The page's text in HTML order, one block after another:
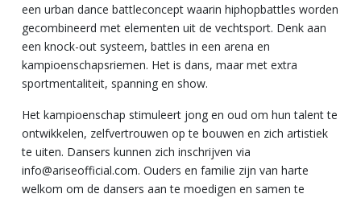
een urban dance battleconcept waarin hiphopbattles worden
gecombineerd met elementen uit de vechtsport. Denk aan
een knock-out systeem, battles in een arena en
kampioenschapsriemen. Het is dans, maar met extra
sportmentaliteit, spanning en show.
Het kampioenschap stimuleert jong en oud om hun talent te
ontwikkelen, zelfvertrouwen op te bouwen en zich artistiek
te uiten. Dansers kunnen zich inschrijven via
info@ariseofficial.com. Ouders en familie zijn van harte
welkom om de dansers aan te moedigen en samen te